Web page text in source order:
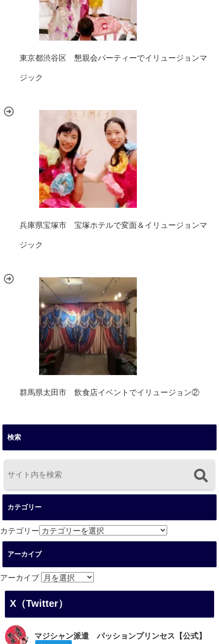
東京都渋谷区 懇親会パーティーでイリュージョンマ
ジック
兵庫県宝塚市 宝塚ホテルで変面＆イリュージョンマ
ジック
群馬県太田市 飲食店イベントでイリュージョン②
検索
カテゴリー
カテゴリー
アーカイブ
アーカイブ
X（Twitter）
マジシャン派遣 パッションプリンセス【公式】